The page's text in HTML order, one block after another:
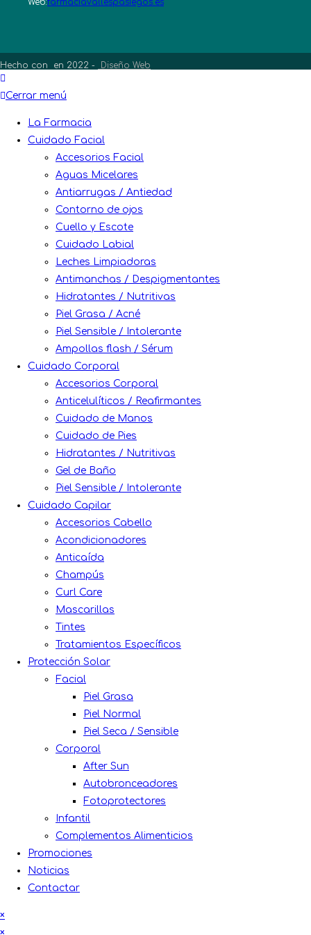
Web:farmaciavallespasiegos.es
Hecho con en 2022 - Diseño Web
Cerrar menú
La Farmacia
Cuidado Facial
Accesorios Facial
Aguas Micelares
Antiarrugas / Antiedad
Contorno de ojos
Cuello y Escote
Cuidado Labial
Leches Limpiadoras
Antimanchas / Despigmentantes
Hidratantes / Nutritivas
Piel Grasa / Acné
Piel Sensible / Intolerante
Ampollas flash / Sérum
Cuidado Corporal
Accesorios Corporal
Anticelulíticos / Reafirmantes
Cuidado de Manos
Cuidado de Pies
Hidratantes / Nutritivas
Gel de Baño
Piel Sensible / Intolerante
Cuidado Capilar
Accesorios Cabello
Acondicionadores
Anticaída
Champús
Curl Care
Mascarillas
Tintes
Tratamientos Específicos
Protección Solar
Facial
Piel Grasa
Piel Normal
Piel Seca / Sensible
Corporal
After Sun
Autobronceadores
Fotoprotectores
Infantil
Complementos Alimenticios
Promociones
Noticias
Contactar
×
×